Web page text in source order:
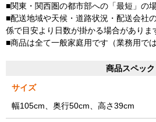
■関東・関西圏の都市部への「最短」の
■配送地域や天候・道路状況・配送会社
係で目安より日数が掛かる場合がありま
■商品は全て一般家庭用です（業務用で
商品スペック
サイズ
幅105cm、奥行50cm、高さ39cm